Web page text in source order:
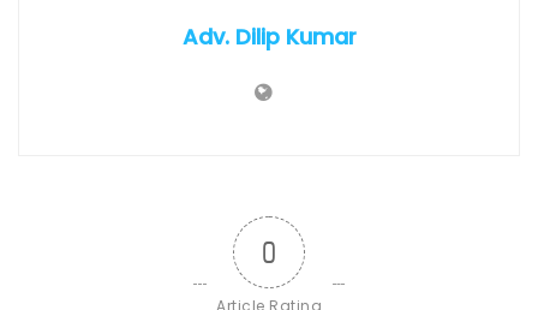
Adv. Dilip Kumar
0